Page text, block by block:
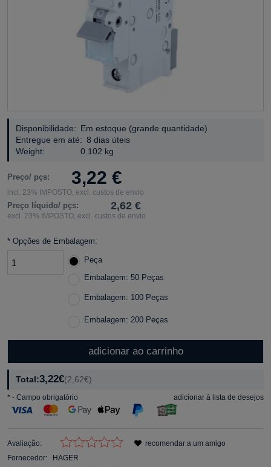
Disponibilidade: Em estoque (grande quantidade)
Entregue em até: 8 dias úteis
Weight:
0.102 kg
Preço/ pçs: 3,22 €
incl. 23% IMPOSTO, excl. custos de envio
Preço líquido/ pçs: 2,62 €
excl. 23% IMPOSTO, excl. custos de envio
* Opções de Embalagem:
Peça
Embalagem: 50 Peças
Embalagem: 100 Peças
Embalagem: 200 Peças
adicionar ao carrinho
Total:3,22€(2,62€)
adicionar à lista de desejos
* - Campo obrigatório
Avaliação:
Fornecedor:
HAGER
recomendar a um amigo